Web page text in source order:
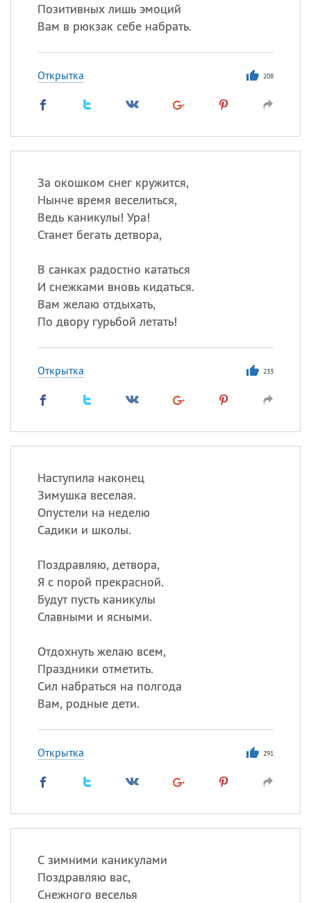
Позитивных лишь эмоций
Вам в рюкзак себе набрать.
Открытка 208
За окошком снег кружится,
Нынче время веселиться,
Ведь каникулы! Ура!
Станет бегать детвора,
В санках радостно кататься
И снежками вновь кидаться.
Вам желаю отдыхать,
По двору гурьбой летать!
Открытка 233
Наступила наконец
Зимушка веселая.
Опустели на неделю
Садики и школы.
Поздравляю, детвора,
Я с порой прекрасной.
Будут пусть каникулы
Славными и ясными.
Отдохнуть желаю всем,
Праздники отметить.
Сил набраться на полгода
Вам, родные дети.
Открытка 291
С зимними каникулами
Поздравляю вас,
Снежного веселья